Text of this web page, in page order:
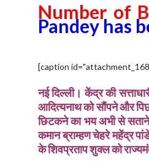
Number of
Pandey has
[caption
नई दिल्ली। केंद्र की
आदित्यनाथ को सौंपने और
छिटकने का भय अभी से
कमान ब्राम्हण चेहरे महेंद्र
के शिवप्रताप शुक्ल को